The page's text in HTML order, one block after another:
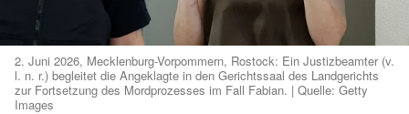
2. Juni 2026, Mecklenburg-Vorpommern, Rostock: Ein Justizbeamter (v.
l. n. r.) begleitet die Angeklagte in den Gerichtssaal des Landgerichts
zur Fortsetzung des Mordprozesses im Fall Fabian. | Quelle: Getty
Images